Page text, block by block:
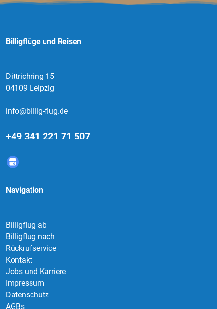
Billigflüge und Reisen
Dittrichring 15
04109 Leipzig
info@billig-flug.de
+49 341 221 71 507
Navigation
Billigflug ab
Billigflug nach
Rückrufservice
Kontakt
Jobs und Karriere
Impressum
Datenschutz
AGBs